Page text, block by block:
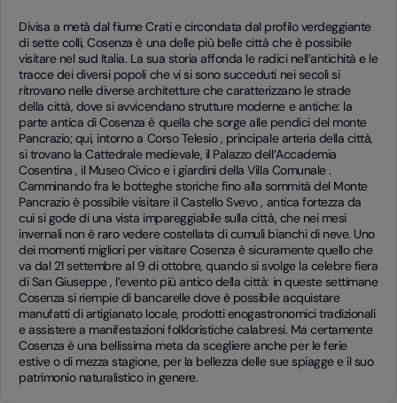
Divisa a metà dal fiume Crati e circondata dal profilo verdeggiante
di sette colli, Cosenza è una delle più belle città che è possibile
visitare nel sud Italia. La sua storia affonda le radici nell’antichità e le
tracce dei diversi popoli che vi si sono succeduti nei secoli si
ritrovano nelle diverse architetture che caratterizzano le strade
della città, dove si avvicendano strutture moderne e antiche: la
parte antica di Cosenza è quella che sorge alle pendici del monte
Pancrazio; qui, intorno a Corso Telesio , principale arteria della città,
si trovano la Cattedrale medievale, il Palazzo dell’Accademia
Cosentina , il Museo Civico e i giardini della Villa Comunale .
Camminando fra le botteghe storiche fino alla sommità del Monte
Pancrazio è possibile visitare il Castello Svevo , antica fortezza da
cui si gode di una vista impareggiabile sulla città, che nei mesi
invernali non è raro vedere costellata di cumuli bianchi di neve. Uno
dei momenti migliori per visitare Cosenza è sicuramente quello che
va dal 21 settembre al 9 di ottobre, quando si svolge la celebre fiera
di San Giuseppe , l’evento più antico della città: in queste settimane
Cosenza si riempie di bancarelle dove è possibile acquistare
manufatti di artigianato locale, prodotti enogastronomici tradizionali
e assistere a manifestazioni folkloristiche calabresi. Ma certamente
Cosenza è una bellissima meta da scegliere anche per le ferie
estive o di mezza stagione, per la bellezza delle sue spiagge e il suo
patrimonio naturalistico in genere.